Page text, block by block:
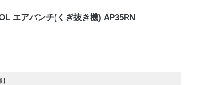
エアパンチ(くぎ抜き機) AP35RN